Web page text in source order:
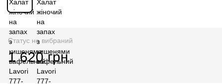
Статус не вибраний
1 620 грн